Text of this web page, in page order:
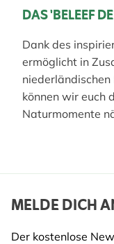
DAS 'BELEEF
Dank des
ermöglicht in
können wir euch
Naturmomente
MELDE DICH
Der kostenlose